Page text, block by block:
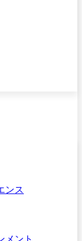
ンス
メント